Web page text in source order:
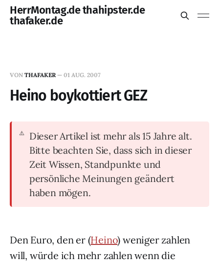
HerrMontag.de thahipster.de
thafaker.de
VON THAFAKER — 01 AUG. 2007
Heino boykottiert GEZ
Dieser Artikel ist mehr als 15 Jahre alt.
Bitte beachten Sie, dass sich in dieser
Zeit Wissen, Standpunkte und
persönliche Meinungen geändert
haben mögen.
Den Euro, den er (Heino) weniger zahlen
will, würde ich mehr zahlen wenn die